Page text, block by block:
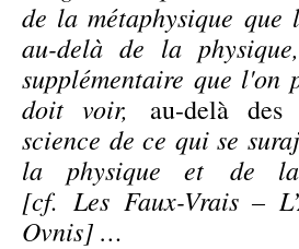
de la métaphysique que
au-delà de la
supplémentaire que l'on
doit voir, au-delà des
science de ce qui se
la physique et de la
[cf. Les Faux-Vrais–
Ovnis] …